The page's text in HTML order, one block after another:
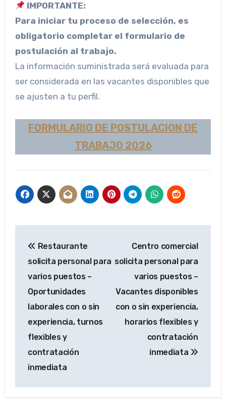
IMPORTANTE:
Para iniciar tu proceso de selección, es
obligatorio completar el formulario de
postulación al trabajo.
La información suministrada será evaluada para
ser considerada en las vacantes disponibles que
se ajusten a tu perfil.
FORMULARIO DE POSTULACION DE
TRABAJO 2026
de
entradas
Restaurante
solicita personal para
varios puestos –
Oportunidades
laborales con o sin
experiencia, turnos
flexibles y
contratación
inmediata
Centro comercial
solicita personal para
varios puestos –
Vacantes disponibles
con o sin experiencia,
horarios flexibles y
contratación
inmediata